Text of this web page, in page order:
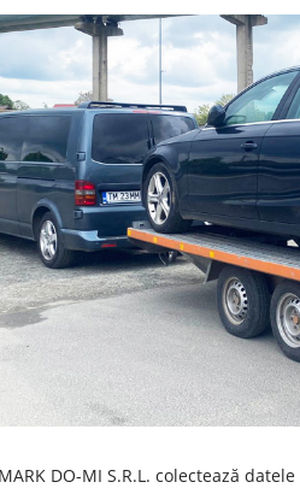
DO-MI S.R.L. colectează